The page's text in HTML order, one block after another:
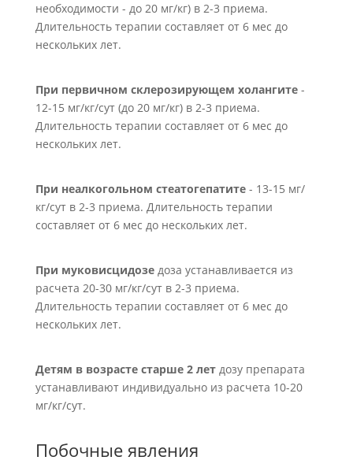
необходимости - до 20 мг/кг) в 2-3 приема.
Длительность терапии составляет от 6 мес до
нескольких лет.
При первичном склерозирующем холангите -
12-15 мг/кг/сут (до 20 мг/кг) в 2-3 приема.
Длительность терапии составляет от 6 мес до
нескольких лет.
При неалкогольном стеатогепатите - 13-15 мг/
кг/сут в 2-3 приема. Длительность терапии
составляет от 6 мес до нескольких лет.
При муковисцидозедоза устанавливается из
расчета 20-30 мг/кг/сут в 2-3 приема.
Длительность терапии составляет от 6 мес до
нескольких лет.
Детям в возрасте старше 2 летдозу препарата
устанавливают индивидуально из расчета 10-20
мг/кг/сут.
Побочные явления